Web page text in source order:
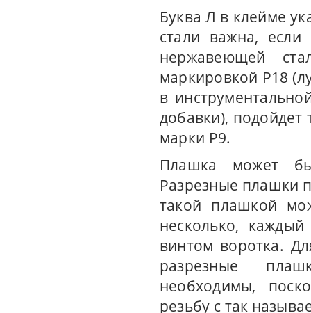
Буква Л в клейме
стали важна, если
нержавеющей
маркировкой Р18
в
добавки), подойдет
марки Р9.
Плашка может
Разрезные плашки
такой плашкой
несколько,
винтом воротка.
разрезные
необходимы,
резьбу с так